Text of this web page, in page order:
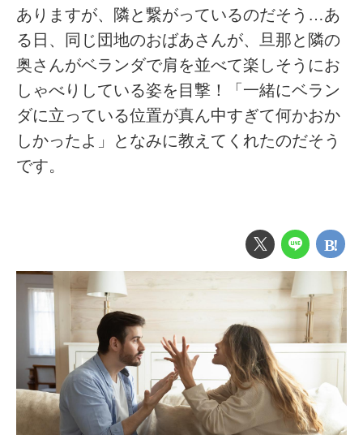
ありますが、隣と繋がっているのだそう…あ
る日、同じ団地のおばあさんが、旦那と隣の
奥さんがベランダで肩を並べて楽しそうにお
しゃべりしている姿を目撃！「一緒にベラン
ダに立っている位置が真ん中すぎて何かおか
しかったよ」となみに教えてくれたのだそう
です。